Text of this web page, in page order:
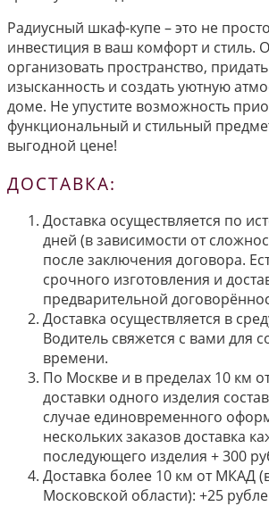
Радиусный шкаф-купе – это не
инвестиция в ваш комфорт и стиль.
организовать пространство,
изысканность и создать уютную
доме. Не упустите возможность
функциональный и стильный
выгодной цене!
ДОСТАВКА:
Доставка осуществляется по
дней (в зависимости от
после заключения договора.
срочного изготовления и
предварительной
Доставка осуществляется в
Водитель свяжется с вами для
времени.
По Москве и в пределах 10 км
доставки одного изделия
случае единовременного
нескольких заказов доставка
последующего изделия + 300
Доставка более 10 км от МКАД
Московской области): +25